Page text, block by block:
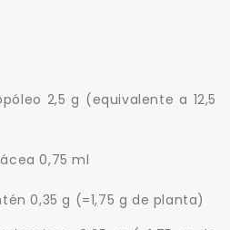
2,5 g (equivalente a 12,5
0,75 ml
0,35 g (=1,75 g de planta)